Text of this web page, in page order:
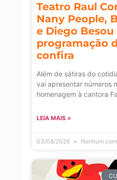
Teatro Raul
Nany People,
e Diego Besou
programação
confira
Além de sátiras do
vai apresentar números
homenagem à cantora
LEIA MAIS »
03/08/2026 Nenhum